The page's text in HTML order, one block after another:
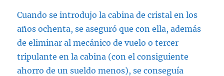
Cuando se introdujo la cabina de cristal en los
años ochenta, se aseguró que con ella, además
de eliminar al mecánico de vuelo o tercer
tripulante en la cabina (con el consiguiente
ahorro de un sueldo menos), se conseguía